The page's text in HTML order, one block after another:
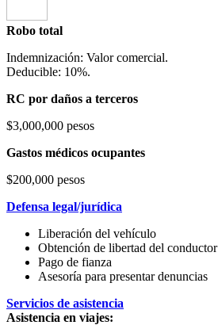
Robo total
Indemnización: Valor comercial.
Deducible: 10%.
RC por daños a terceros
$3,000,000 pesos
Gastos médicos ocupantes
$200,000 pesos
Defensa legal/jurídica
Liberación del vehículo
Obtención de libertad del conductor
Pago de fianza
Asesoría para presentar denuncias
Servicios de asistencia
Asistencia en viajes: